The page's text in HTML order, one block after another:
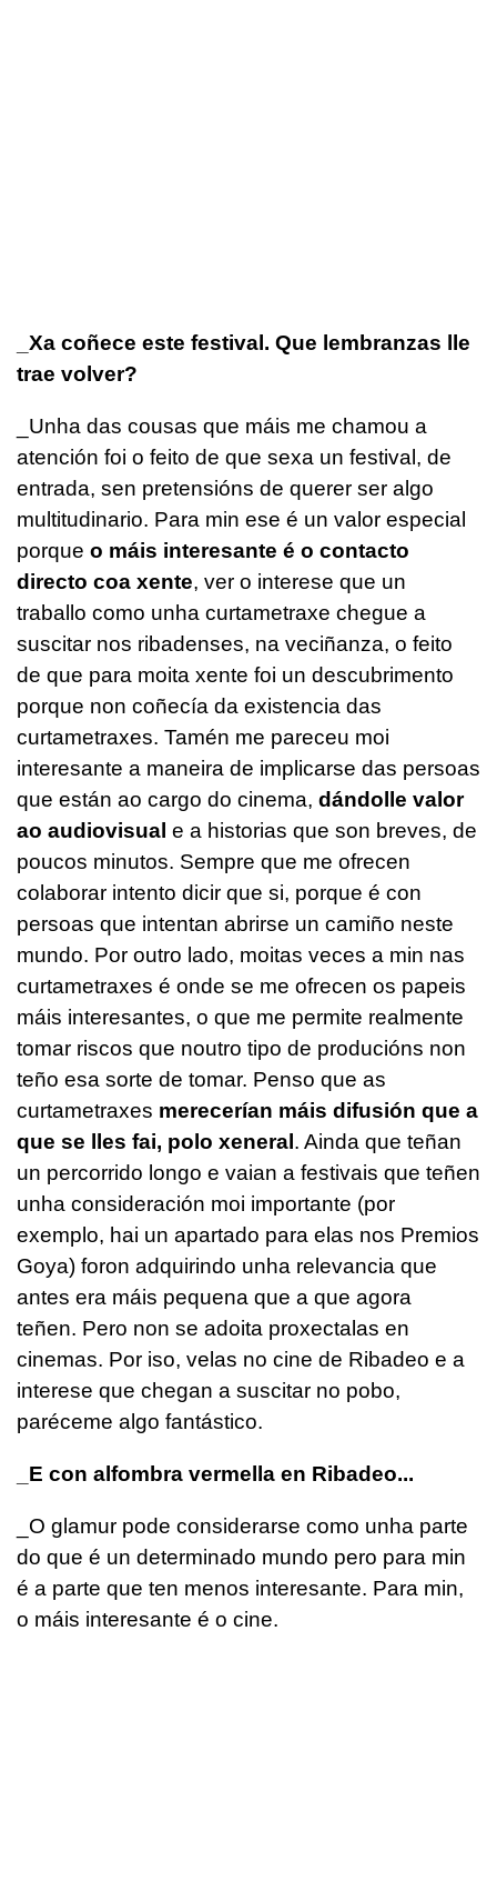
_Xa coñece este festival. Que lembranzas lle
trae volver?
_Unha das cousas que máis me chamou a
atención foi o feito de que sexa un festival, de
entrada, sen pretensións de querer ser algo
multitudinario. Para min ese é un valor especial
porque o máis interesante é o contacto
directo coa xente, ver o interese que un
traballo como unha curtametraxe chegue a
suscitar nos ribadenses, na veciñanza, o feito
de que para moita xente foi un descubrimento
porque non coñecía da existencia das
curtametraxes. Tamén me pareceu moi
interesante a maneira de implicarse das persoas
que están ao cargo do cinema, dándolle valor
ao audiovisual e a historias que son breves, de
poucos minutos. Sempre que me ofrecen
colaborar intento dicir que si, porque é con
persoas que intentan abrirse un camiño neste
mundo. Por outro lado, moitas veces a min nas
curtametraxes é onde se me ofrecen os papeis
máis interesantes, o que me permite realmente
tomar riscos que noutro tipo de producións non
teño esa sorte de tomar. Penso que as
curtametraxes merecerían máis difusión que a
que se lles fai, polo xeneral. Ainda que teñan
un percorrido longo e vaian a festivais que teñen
unha consideración moi importante (por
exemplo, hai un apartado para elas nos Premios
Goya) foron adquirindo unha relevancia que
antes era máis pequena que a que agora
teñen. Pero non se adoita proxectalas en
cinemas. Por iso, velas no cine de Ribadeo e a
interese que chegan a suscitar no pobo,
paréceme algo fantástico.
_E con alfombra vermella en Ribadeo...
_O glamur pode considerarse como unha parte
do que é un determinado mundo pero para min
é a parte que ten menos interesante. Para min,
o máis interesante é o cine.